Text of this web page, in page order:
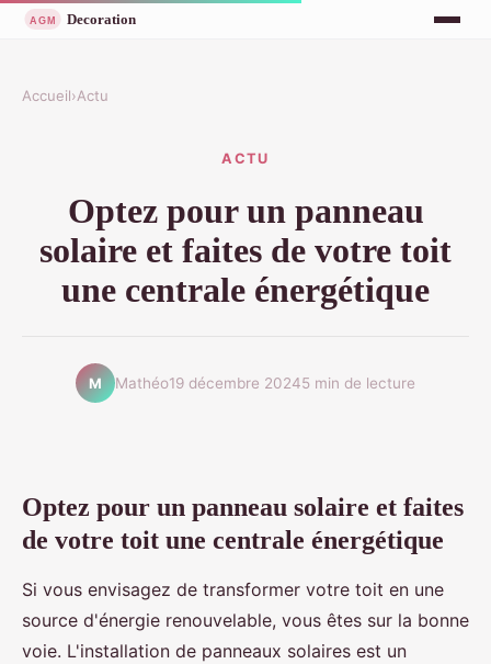
Accueil›Actu
ACTU
Optez pour un panneau
solaire et faites de votre toit
une centrale énergétique
M Mathéo19 décembre 20245 min de lecture
Optez pour un panneau solaire et faites
de votre toit une centrale énergétique
Si vous envisagez de transformer votre toit en une
source d'énergie renouvelable, vous êtes sur la bonne
voie. L'installation de panneaux solaires est un